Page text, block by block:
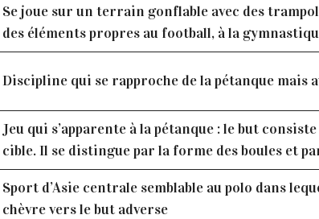
Se joue sur un terrain gonflable avec des
des éléments propres au football, à la
Discipline qui se rapproche de la pétanque mais
Jeu qui s’apparente à la pétanque : le but
cible. Il se distingue par la forme des boules et
Sport d’Asie centrale semblable au polo dans
chèvre vers le but adverse